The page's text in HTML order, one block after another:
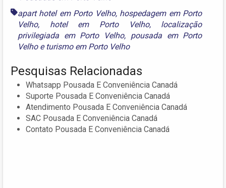
apart hotel em Porto Velho, hospedagem em Porto
Velho, hotel em Porto Velho, localização
privilegiada em Porto Velho, pousada em Porto
Velhoe turismo em Porto Velho
Pesquisas Relacionadas
Whatsapp Pousada E Conveniência Canadá
Suporte Pousada E Conveniência Canadá
Atendimento Pousada E Conveniência Canadá
SAC Pousada E Conveniência Canadá
Contato Pousada E Conveniência Canadá